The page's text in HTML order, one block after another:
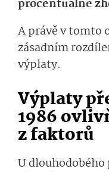
procentuálně
A právě v tomto
zásadním
výplaty.
Výplaty
1986
z faktorů
U